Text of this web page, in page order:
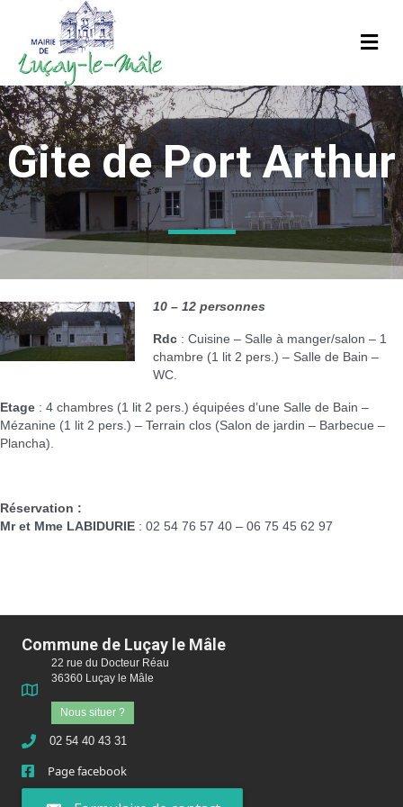
Gite de Port Arthur
10 – 12 personnes
Rdc : Cuisine – Salle à manger/salon – 1
chambre (1 lit 2 pers.) – Salle de Bain –
WC.
Etage : 4 chambres (1 lit 2 pers.) équipées d’une Salle de Bain –
Mézanine (1 lit 2 pers.) – Terrain clos (Salon de jardin – Barbecue –
Plancha).
Réservation :
Mr et Mme LABIDURIE : 02 54 76 57 40 – 06 75 45 62 97
Commune de Luçay le Mâle
22 rue du Docteur Réau
36360 Luçay le Mâle
Nous situer ?
02 54 40 43 31
Page facebook